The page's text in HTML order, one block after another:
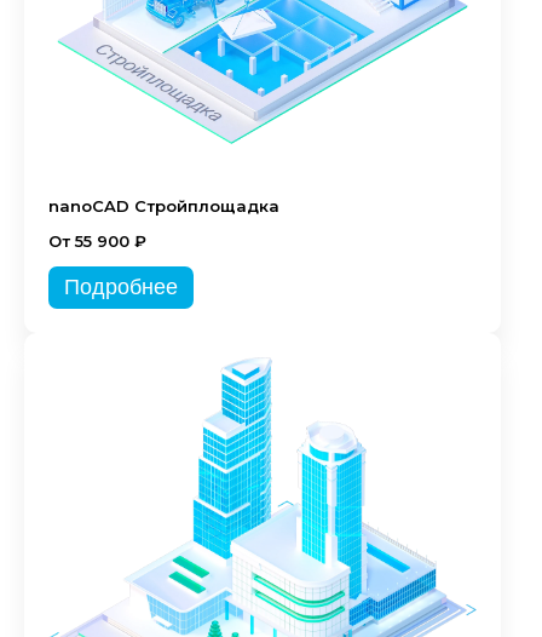
nanoCAD Стройплощадка
От 55 900 ₽
Подробнее